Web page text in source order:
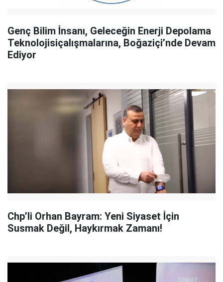
Genç Bilim İnsanı, Geleceğin Enerji Depolama
Teknolojisiçalışmalarına, Boğaziçi’nde Devam
Ediyor
Chp’li Orhan Bayram: Yeni Siyaset İçin
Susmak Değil, Haykırmak Zamanı!